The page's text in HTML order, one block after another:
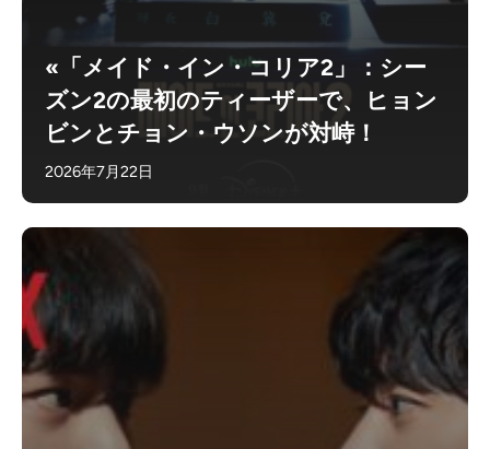
«「メイド・イン・コリア2」：シー
ズン2の最初のティーザーで、ヒョン
ビンとチョン・ウソンが対峙！
2026年7月22日